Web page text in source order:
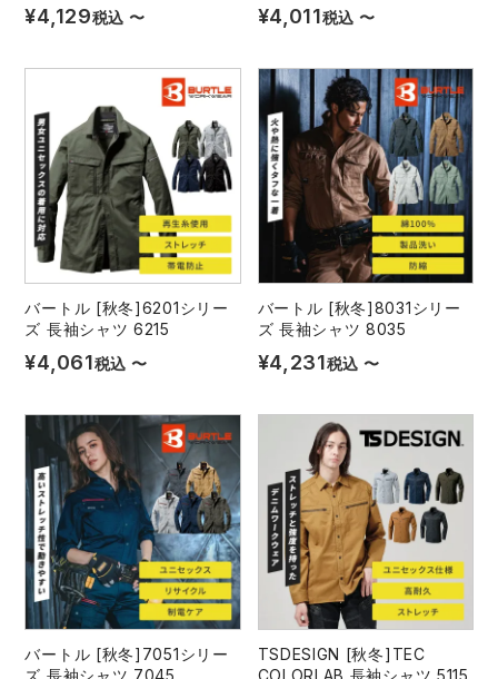
¥4,129税込 〜 ¥4,011税込 〜
バートル [秋冬]6201シリー
ズ 長袖シャツ 6215
¥4,061税込 〜
バートル [秋冬]8031シリー
ズ 長袖シャツ 8035
¥4,231税込 〜
バートル [秋冬]7051シリー
TSDESIGN [秋冬]TEC